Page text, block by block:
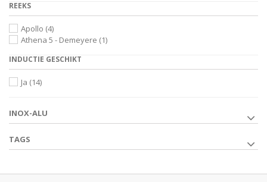
REEKS
Apollo (4)
Athena 5 - Demeyere (1)
INDUCTIE GESCHIKT
Ja (14)
INOX-ALU
TAGS